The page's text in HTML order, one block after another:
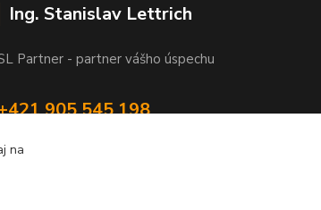
Ing. Stanislav Lettrich
Partner - partner vášho úspechu
905 545 198
na